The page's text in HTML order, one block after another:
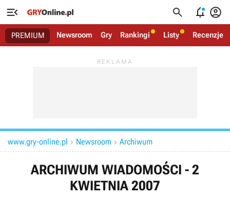
   
PREMIUM Newsroom Gry Rankingi Listy Recenzje
www.gry-online.pl  Newsroom  Archiwum
ARCHIWUM WIADOMOŚCI - 2
KWIETNIA 2007